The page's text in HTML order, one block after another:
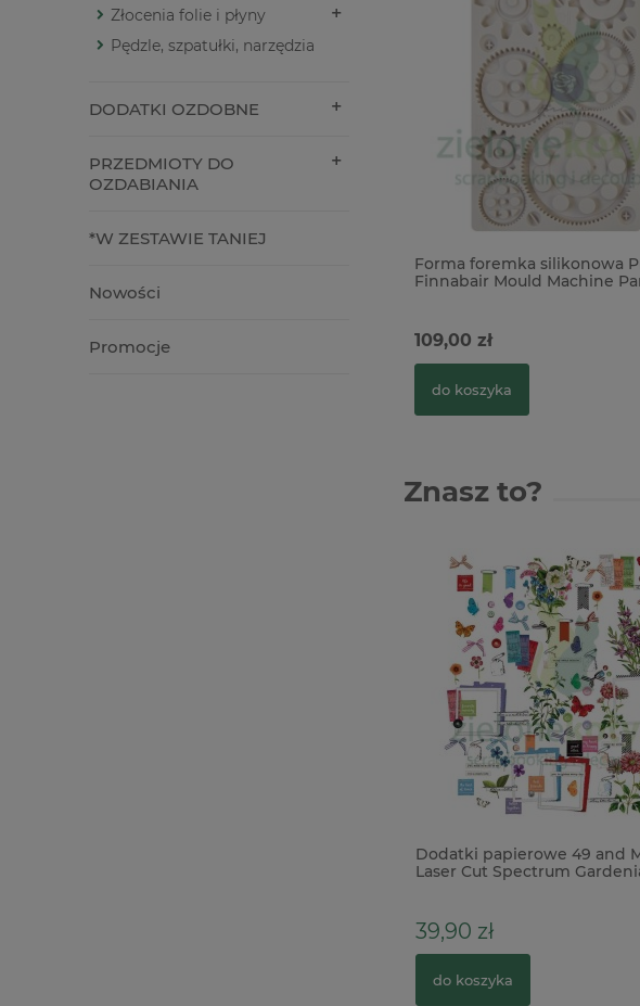
Złocenia folie i płyny
Pędzle, szpatułki, narzędzia
DODATKI OZDOBNE
PRZEDMIOTY DO
OZDABIANIA
*W ZESTAWIE TANIEJ
Nowości
Promocje
Forma foremka silikonowa
Finnabair Mould Machine
109,00 zł
do koszyka
Znasz to?
Dodatki papierowe 49 and
Laser Cut Spectrum
39,90 zł
do koszyka